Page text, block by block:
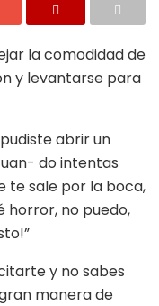
la comodidad de
y levantarse para
abrir un
do intentas
te sale por la boca,
horror, no puedo,
”
y no sabes
manera de